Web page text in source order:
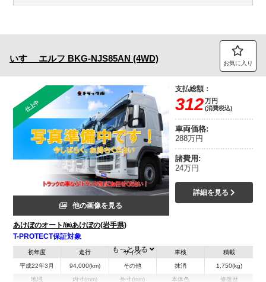
いすゞ エルフ BKG-NJS85AN (4WD) お気に入り
仕上中
他の画像を見る
あけぼのオート/㈱あけぼの(岩手県)
T-PROTECT保証対象
支払総額：
312万円
(消費税込)
車両価格:
288万円
諸費用:
24万円
詳細を見る
初年度
平成22年3月
走行
94,000(km)
サイズ
その他
車検
抹消
積載
1,750(kg)
地域 内寸(mm) 外寸(mm) 本体色 修復歴
もっと見る